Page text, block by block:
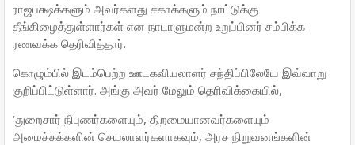
ராஜபக்ஷக்களும் அவர்களது சகாக்களும் நாட்டுக்கு
தீங்கிழைத்துள்ளார்கள் என நாடாளுமன்ற உறுப்பினர் சம்பிக்க
ரணவக்க தெரிவித்தார்.
கொழும்பில் இடம்பெற்ற ஊடகவியலாளர் சந்திப்பிலேயே இவ்வாறு
குறிப்பிட்டுள்ளார். அங்கு அவர் மேலும் தெரிவிக்கையில்,
‘துறைசார் நிபுணர்களையும், திறமையானவர்களையும்
அமைச்சுக்களின் செயலாளர்களாகவும், அரச நிறுவனங்களின்